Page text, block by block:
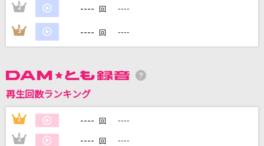
[生音]Ya Ya あの時代を忘れない
サザンオールスターズ
中島みゆき
田園
玉置浩二
2 ---- 回 ----
3 ---- 回 ----
再生回数ランキング
1 ---- 回 ----
2 ---- 回 ----